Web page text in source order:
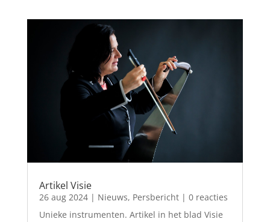
Artikel Visie
26 aug 2024| Nieuws, Persbericht| 0 reacties
Unieke instrumenten. Artikel in het blad Visie